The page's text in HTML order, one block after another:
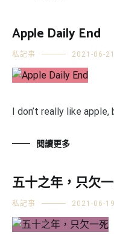
Apple Daily End
私記事 2021-06-21
I don’t really like
閱讀更多
五十之年，只欠
私記事 2021-06-19